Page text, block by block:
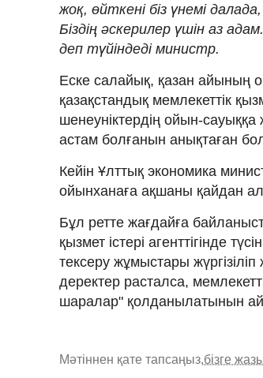
жоқ, өйткені біз үнемі
Біздің әскерилер үшін аз
деп түйіндеді министр.
Еске салайық, қазан айының
қазақстандық мемлекеттік
шенеуніктердің ойын-
астам болғанын анықтаған
Кейін Ұлттық экономика
ойынханаға ақшаны қайдан
Бұл ретте жағдайға
қызмет істері агенттігінде
тексеру жұмыстары
деректер расталса,
шаралар" қолданылатынын
Мәтіннен қате тапсаңыз,бізге